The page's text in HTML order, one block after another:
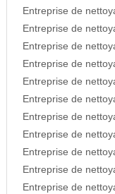
Entreprise de
Entreprise de
Entreprise de
Entreprise de
Entreprise de
Entreprise de
Entreprise de
Entreprise de
Entreprise de
Entreprise de
Entreprise de